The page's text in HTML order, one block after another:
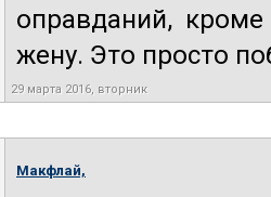
оправданий,
жену. Это просто
29 марта 2016, вторник
Макфлай,